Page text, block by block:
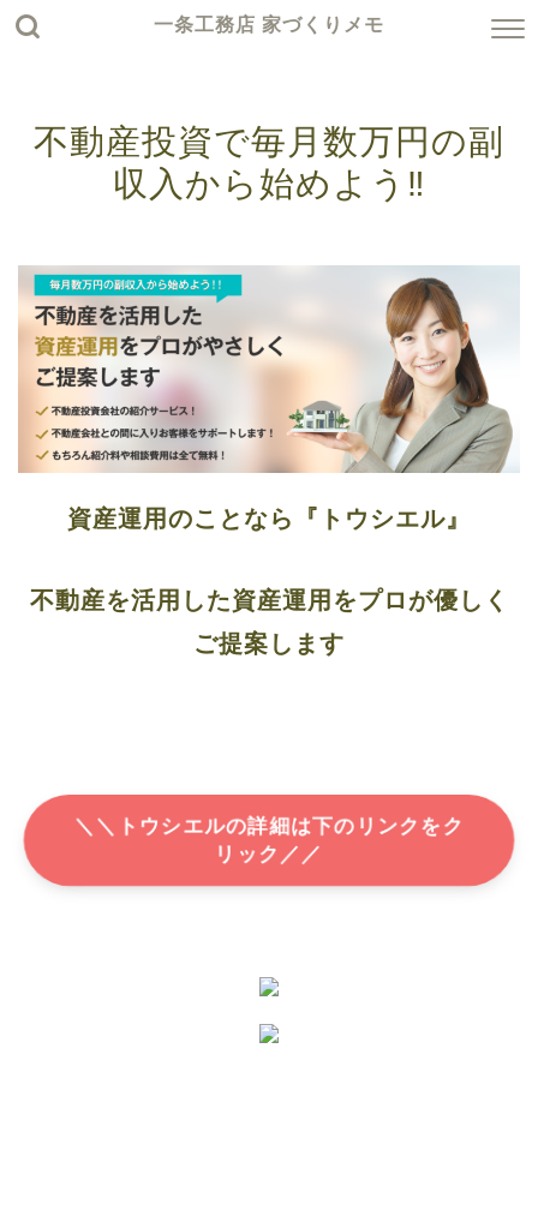
一条工務店 家づくりメモ
不動産投資で毎月数万円の副
収入から始めよう‼
資産運用のことなら『トウシエル』
不動産を活用した資産運用をプロが優しく
ご提案します
＼＼トウシエルの詳細は下のリンクをク
リック／／